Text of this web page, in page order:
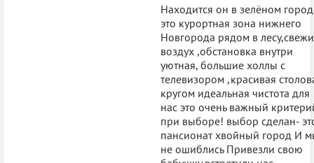
Находится он в зелёном
это курортная зона нижнего
Новгорода рядом в
воздух ,обстановка внутри
уютная, большие холлы с
телевизором ,красивая
кругом идеальная чистота для
нас это очень важный
при выборе! выбор сделан-
пансионат хвойный город И
не ошиблись Привезли свою